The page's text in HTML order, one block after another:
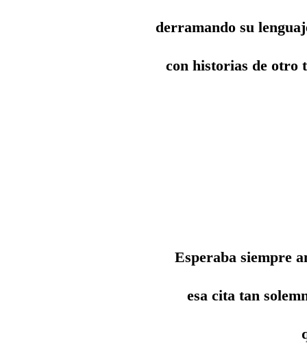
derramando su
con historias de otro
Esperaba siempre
esa cita tan